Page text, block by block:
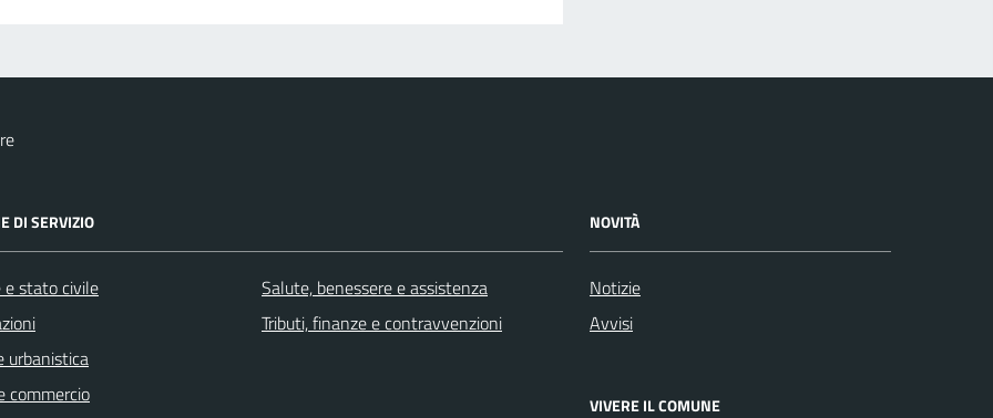
DI SERVIZIO
e stato civile
urbanistica
commercio
Salute, benessere e assistenza
Tributi, finanze e contravvenzioni
NOVITÀ
Notizie
Avvisi
VIVERE IL COMUNE